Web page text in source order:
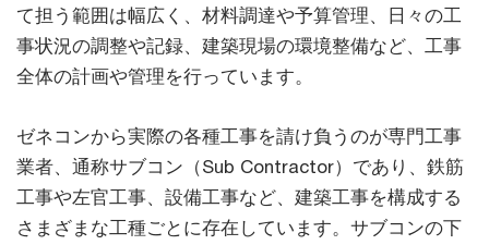
て担う範囲は幅広く、材料調達や予算管理、日々の工
事状況の調整や記録、建築現場の環境整備など、工事
全体の計画や管理を行っています。
ゼネコンから実際の各種工事を請け負うのが専門工事
業者、通称サブコン（Sub Contractor）であり、鉄筋
工事や左官工事、設備工事など、建築工事を構成する
さまざまな工種ごとに存在しています。サブコンの下